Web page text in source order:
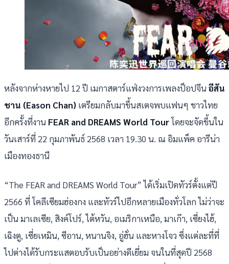
หลังจากห่างหายไป 12 ปี เมกาสตาร์แฟ่งวงการเพลงป็อปจีน อีสัน
ชาน (Eason Chan) เตรียมกลับมาขึ้นสเตจพบแฟนๆ ชาวไทย
อีกครั้งที่งาน FEAR and DREAMS World Tourโดยจะจัดขึ้นใน
วันเสาร์ที่ 22 กุมภาพันธ์ 2568 เวลา 19.30 น. ณ อิมแพ็ค อารีน่า
เมืองทองธานี
“The FEAR and DREAMS World Tour” ได้เริ่มเปิดทัวร์ตั้งแต่ปี
2566 ที่ โคลีเซียมฮ่องกง และทัวร์ไปอีกหลายเมืองทั่วโลก ไม่ว่าจะ
เป็น มาเลเซีย, สิงค์โปร์, ไต้หวัน, อเมริกาเหนือ, มาเก๊า, เซี่ยงไฮ้,
เฉิงตู, เซี่ยเหมิน, ซีอาน, หนานจิง, อู่ฮั่น และหางโจว ซึ่งแต่ละที่ที่
ไปต่างได้รับกระแสตอบรับเป็นอย่างดีเยี่ยม จนในที่สุดปี 2568